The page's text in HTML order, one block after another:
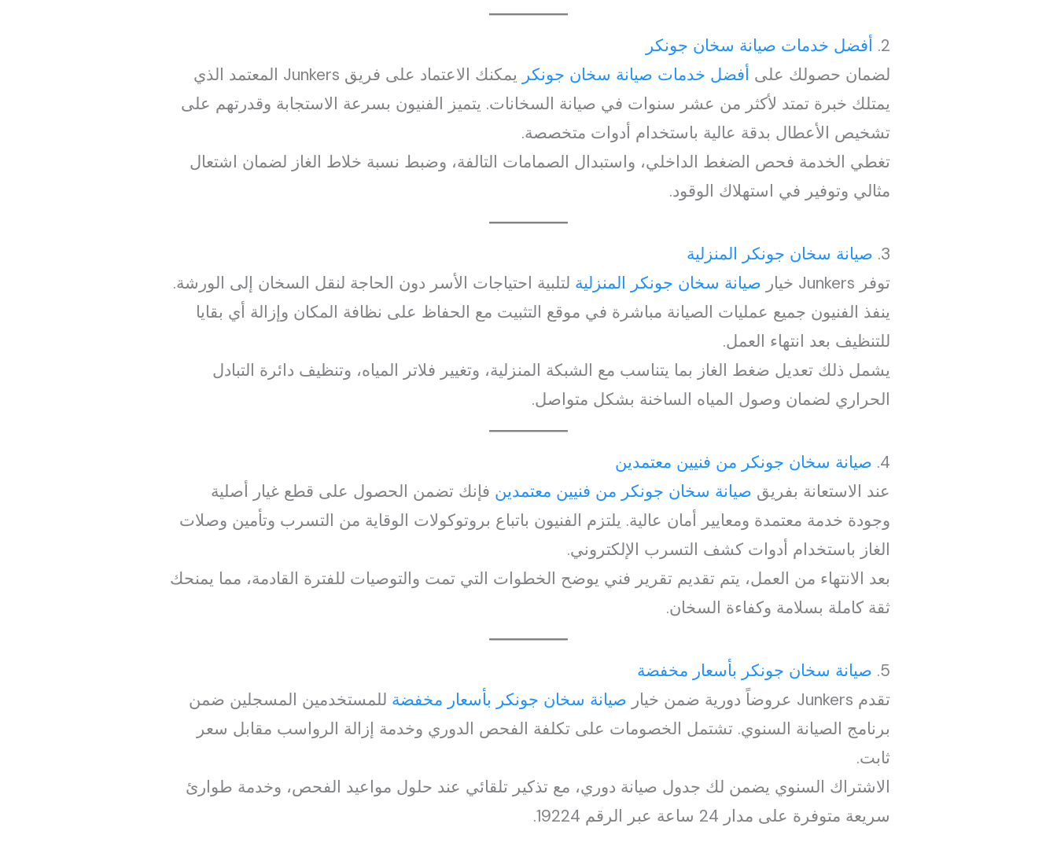
2. أفضل خدمات صيانة سخان جونكر
لضمان حصولك على أفضل خدمات صيانة سخان جونكر
يمكنك الاعتماد على فريق Junkers المعتمد الذي
يمتلك خبرة تمتد لأكثر من عشر سنوات في صيانة السخانات. يتميز الفنيون بسرعة الاستجابة وقدرتهم على
تشخيص الأعطال بدقة عالية باستخدام أدوات متخصصة.
تغطي الخدمة فحص الضغط الداخلي، واستبدال الصمامات التالفة، وضبط نسبة خلاط الغاز لضمان اشتعال
مثالي وتوفير في استهلاك الوقود.
3. صيانة سخان جونكر المنزلية
توفر Junkers خيار
صيانة سخان جونكر المنزلية لتلبية احتياجات الأسر دون الحاجة لنقل السخان إلى الورشة.
ينفذ الفنيون جميع عمليات الصيانة مباشرة في موقع التثبيت مع الحفاظ على نظافة المكان وإزالة أي بقايا
للتنظيف بعد انتهاء العمل.
يشمل ذلك تعديل ضغط الغاز بما يتناسب مع الشبكة المنزلية، وتغيير فلاتر المياه، وتنظيف دائرة التبادل
الحراري لضمان وصول المياه الساخنة بشكل متواصل.
4. صيانة سخان جونكر من فنيين معتمدين
عند الاستعانة بفريق صيانة سخان جونكر من فنيين معتمدين فإنك تضمن الحصول على قطع غيار أصلية
وجودة خدمة معتمدة ومعايير أمان عالية. يلتزم الفنيون باتباع بروتوكولات الوقاية من التسرب وتأمين وصلات
الغاز باستخدام أدوات كشف التسرب الإلكتروني.
بعد الانتهاء من العمل، يتم تقديم تقرير فني يوضح الخطوات التي تمت والتوصيات للفترة القادمة، مما يمنحك
ثقة كاملة بسلامة وكفاءة السخان.
5. صيانة سخان جونكر بأسعار مخفضة
تقدم Junkers عروضاً دورية ضمن خيار
صيانة سخان جونكر بأسعار مخفضة للمستخدمين المسجلين ضمن
برنامج الصيانة السنوي. تشتمل الخصومات على تكلفة الفحص الدوري وخدمة إزالة الرواسب مقابل سعر
ثابت.
الاشتراك السنوي يضمن لك جدول صيانة دوري، مع تذكير تلقائي عند حلول مواعيد الفحص، وخدمة طوارئ
سريعة متوفرة على مدار 24 ساعة عبر الرقم 19224.